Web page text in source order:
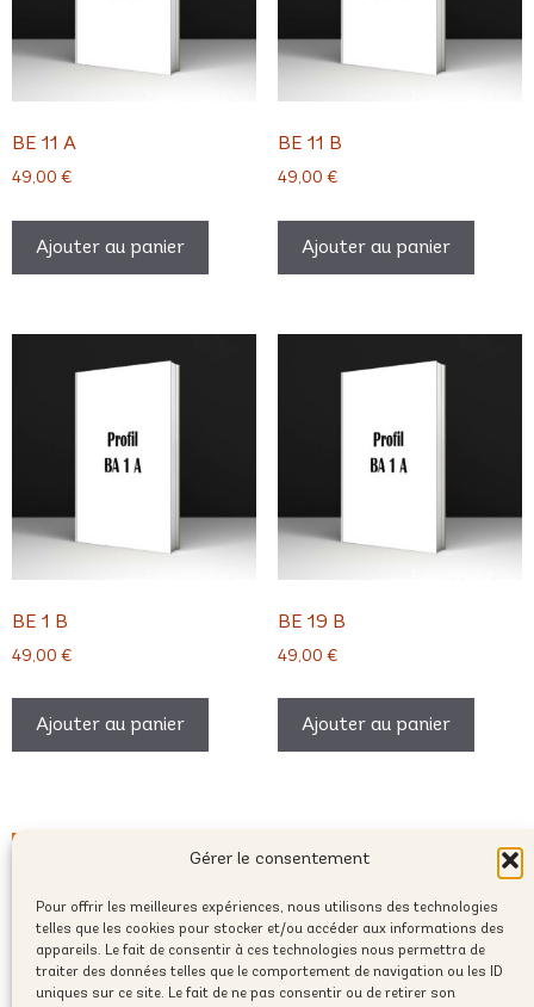
Gérer le consentement
Pour offrir les meilleures expériences, nous utilisons des technologies
telles que les cookies pour stocker et/ou accéder aux informations des
appareils. Le fait de consentir à ces technologies nous permettra de
traiter des données telles que le comportement de navigation ou les ID
uniques sur ce site. Le fait de ne pas consentir ou de retirer son
BE 11 A
49,00 €
Ajouter au panier
BE 11 B
49,00 €
Ajouter au panier
BE 1 B
49,00 €
Ajouter au panier
BE 19 B
49,00 €
Ajouter au panier